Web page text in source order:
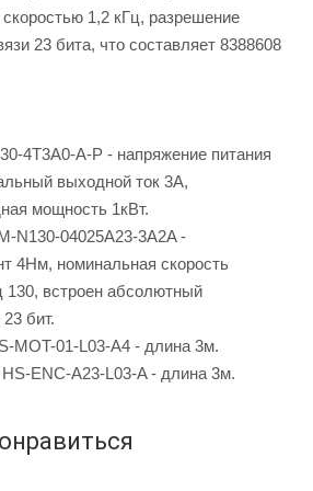
1,2 кГц, разрешение
23 бита, что составляет 8388608
4T3A0-A-P - напряжение питания
выходной ток 3А,
мощность 1кВт.
N130-04025A23-3A2A -
4Нм, номинальная скорость
встроен абсолютный
бит.
MOT-01-L03-A4 - длина 3м.
ENC-A23-L03-A - длина 3м.